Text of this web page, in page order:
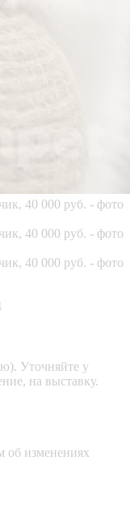
Уточняйте у
на выставку.
изменениях